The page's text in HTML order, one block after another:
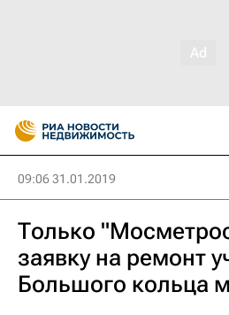
09:06 31.01.2019
Только
заявку на ремонт
Большого кольца